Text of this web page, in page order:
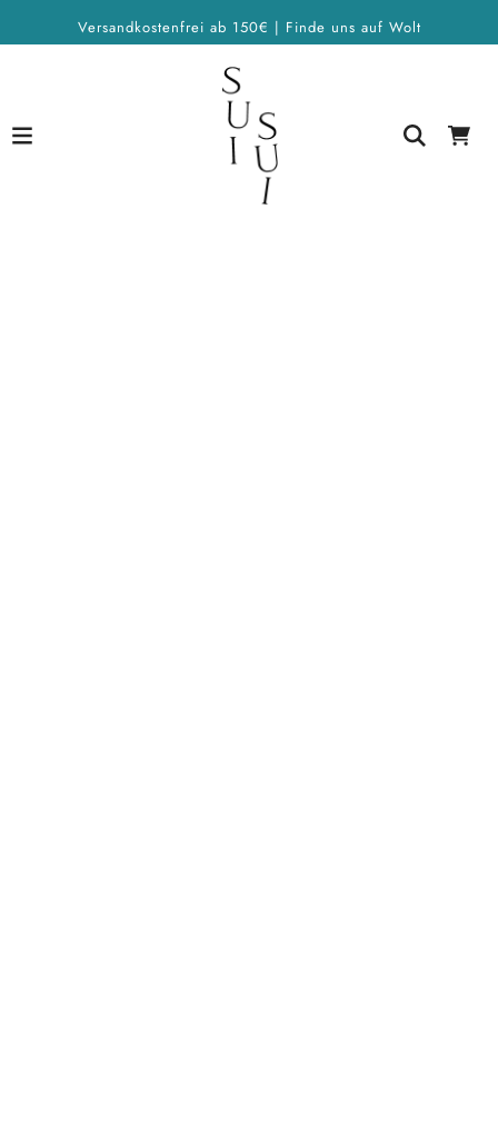
Versandkostenfrei ab 150€ | Finde uns auf Wolt